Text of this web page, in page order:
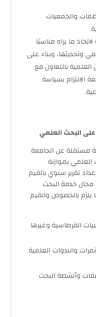
والجمعيات
ما يراه مناسبًا
وتحديثها، وبناء على
بالتعاون مع
الالتزام بسياسة
على البحث العلمي
مستقلة عن الجامعة
بموازنة
تقرير سنوي بالقيم
مجال خدمة البحث
يلزم بالخصوص والقيم
القرطاسية وغيرها
والندوات العلمية
وأنشطة البحث